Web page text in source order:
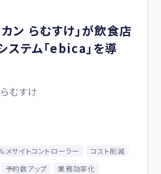
ン らむすけ」が飲食店
ステム「ebica」を導
むすけ
メサイトコントローラー
コスト削減
予約数アップ
業務効率化